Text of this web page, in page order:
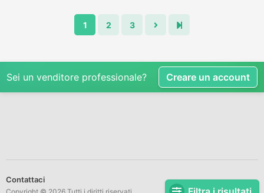
1 2 3
Sei un venditore professionale? Creare un account
Contattaci